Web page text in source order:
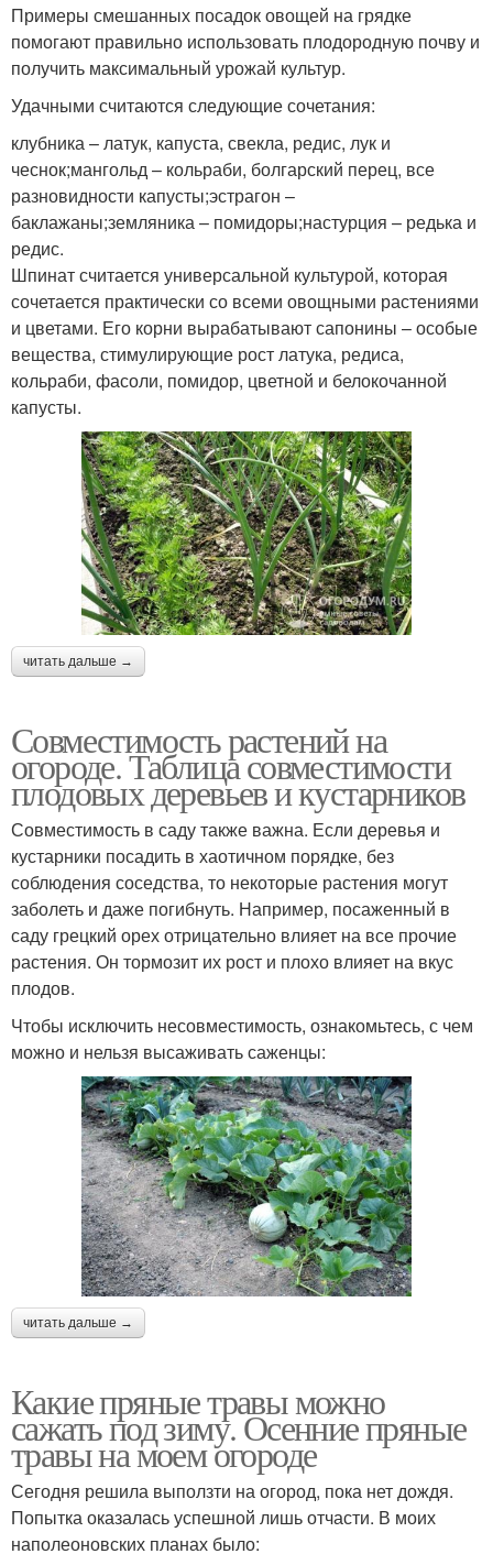
Примеры смешанных посадок овощей на грядке
помогают правильно использовать плодородную почву и
получить максимальный урожай культур.
Удачными считаются следующие сочетания:
клубника – латук, капуста, свекла, редис, лук и
чеснок;мангольд – кольраби, болгарский перец, все
разновидности капусты;эстрагон –
баклажаны;земляника – помидоры;настурция – редька и
редис.
Шпинат считается универсальной культурой, которая
сочетается практически со всеми овощными растениями
и цветами. Его корни вырабатывают сапонины – особые
вещества, стимулирующие рост латука, редиса,
кольраби, фасоли, помидор, цветной и белокочанной
капусты.
читать дальше →
Совместимость растений на
огороде. Таблица совместимости
плодовых деревьев и кустарников
Совместимость в саду также важна. Если деревья и
кустарники посадить в хаотичном порядке, без
соблюдения соседства, то некоторые растения могут
заболеть и даже погибнуть. Например, посаженный в
саду грецкий орех отрицательно влияет на все прочие
растения. Он тормозит их рост и плохо влияет на вкус
плодов.
Чтобы исключить несовместимость, ознакомьтесь, с чем
можно и нельзя высаживать саженцы:
читать дальше →
Какие пряные травы можно
сажать под зиму. Осенние пряные
травы на моем огороде
Сегодня решила выползти на огород, пока нет дождя.
Попытка оказалась успешной лишь отчасти. В моих
наполеоновских планах было: